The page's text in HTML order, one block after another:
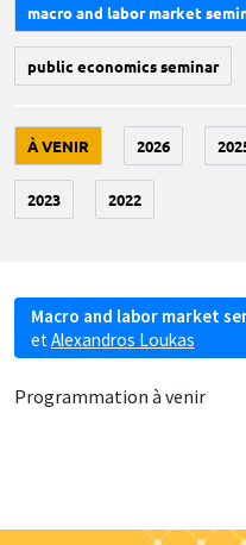
macro and labor market
public economics seminar
À VENIR 2026
2023 2022
Macro and labor market
et Alexandros Loukas
Programmation à venir